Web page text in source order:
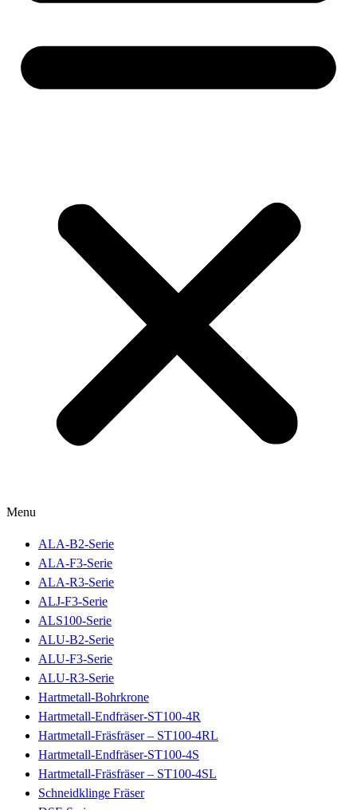
Menu
ALA-B2-Serie
ALA-F3-Serie
ALA-R3-Serie
ALJ-F3-Serie
ALS100-Serie
ALU-B2-Serie
ALU-F3-Serie
ALU-R3-Serie
Hartmetall-Bohrkrone
Hartmetall-Endfräser-ST100-4R
Hartmetall-Fräsfräser – ST100-4RL
Hartmetall-Endfräser-ST100-4S
Hartmetall-Fräsfräser – ST100-4SL
Schneidklinge Fräser